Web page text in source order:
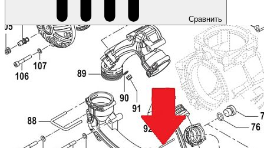
Сравнить